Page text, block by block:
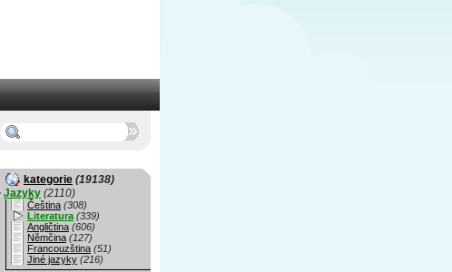
kategorie (19138)
Jazyky (2110)
Čeština (308)
Literatura (339)
Angličtina (606)
Němčina (127)
Francouzština (51)
Jiné jazyky (216)